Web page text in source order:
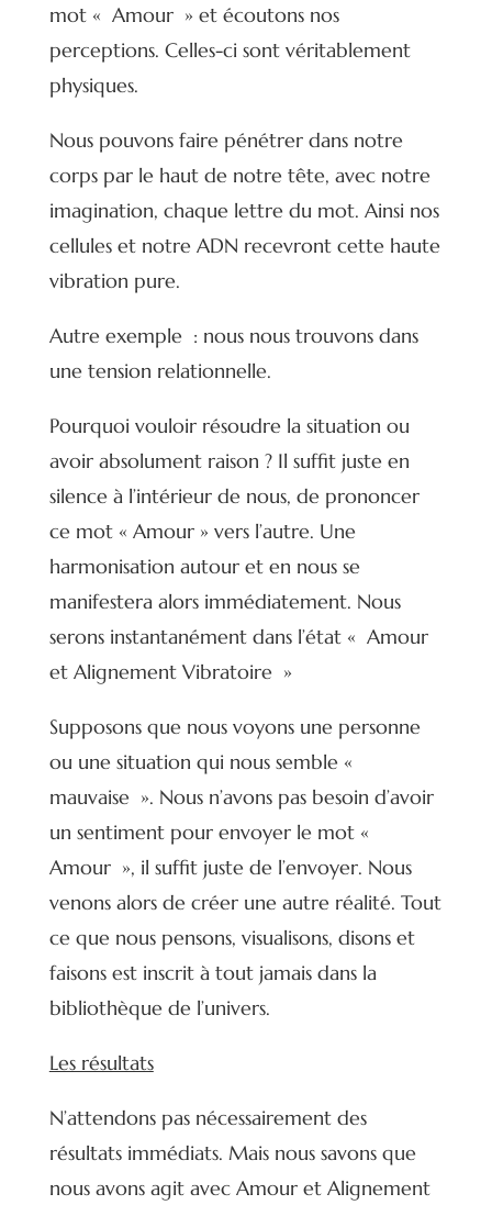
mot « Amour » et écoutons nos
perceptions. Celles-ci sont véritablement
physiques.
Nous pouvons faire pénétrer dans notre
corps par le haut de notre tête, avec notre
imagination, chaque lettre du mot. Ainsi nos
cellules et notre ADN recevront cette haute
vibration pure.
Autre exemple : nous nous trouvons dans
une tension relationnelle.
Pourquoi vouloir résoudre la situation ou
avoir absolument raison ? Il suffit juste en
silence à l’intérieur de nous, de prononcer
ce mot « Amour » vers l’autre. Une
harmonisation autour et en nous se
manifestera alors immédiatement. Nous
serons instantanément dans l’état « Amour
et Alignement Vibratoire »
Supposons que nous voyons une personne
ou une situation qui nous semble «
mauvaise ». Nous n’avons pas besoin d’avoir
un sentiment pour envoyer le mot «
Amour », il suffit juste de l’envoyer. Nous
venons alors de créer une autre réalité. Tout
ce que nous pensons, visualisons, disons et
faisons est inscrit à tout jamais dans la
bibliothèque de l’univers.
Les résultats
N’attendons pas nécessairement des
résultats immédiats. Mais nous savons que
nous avons agit avec Amour et Alignement